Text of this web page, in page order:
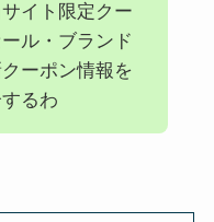
イト限定クー
ル・ブランド
ーポン情報を
るわ